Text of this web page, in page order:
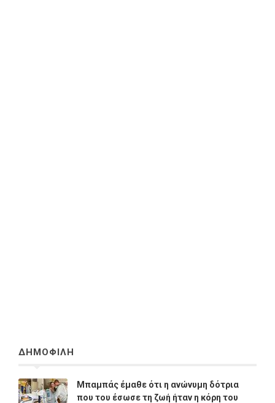
ΔΗΜΟΦΙΛΗ
Μπαμπάς έμαθε ότι η ανώνυμη δότρια
που του έσωσε τη ζωή ήταν η κόρη του